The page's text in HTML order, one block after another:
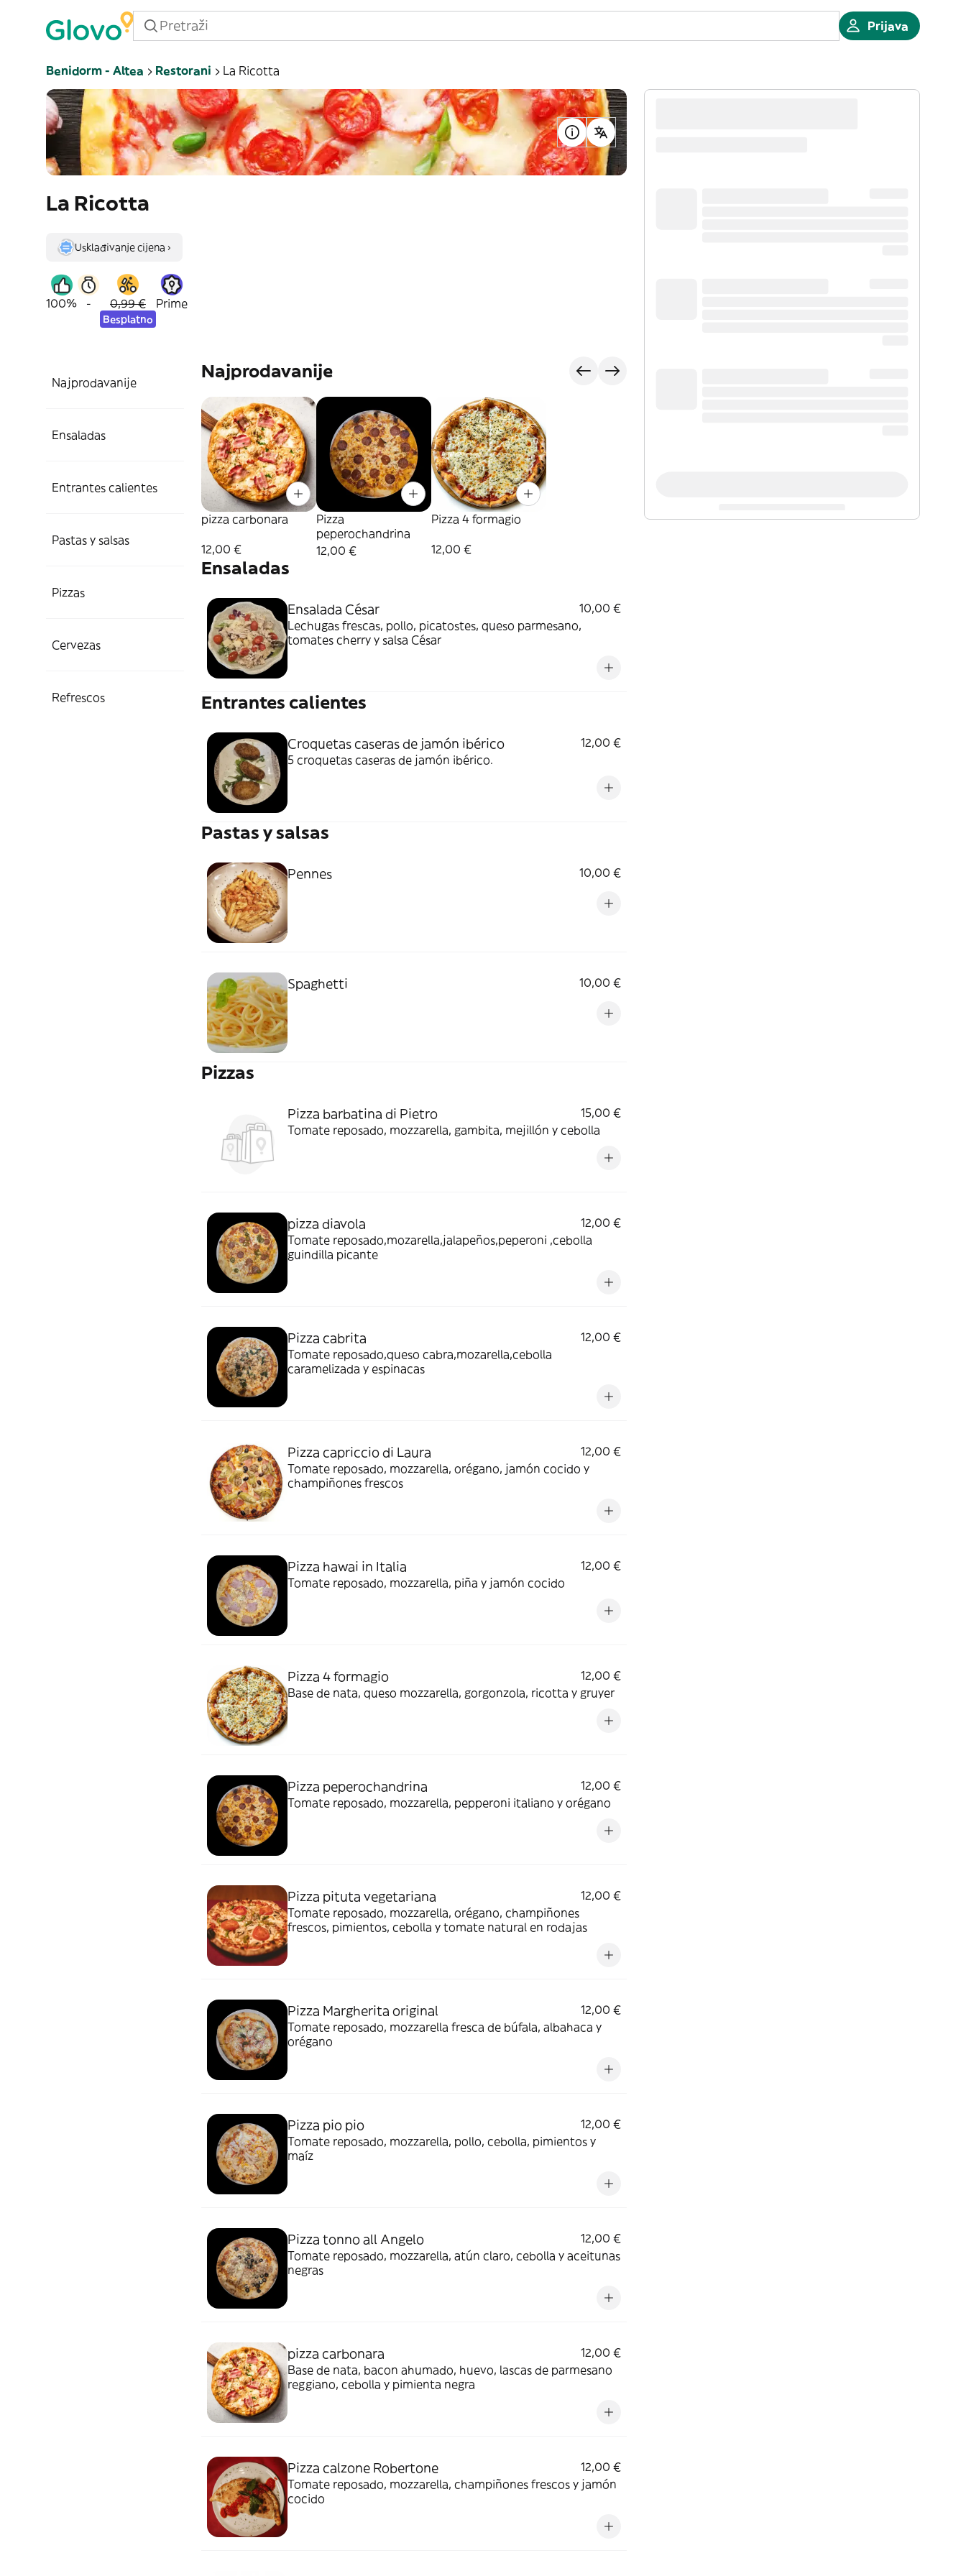
Prijava
Benidorm - Altea Restorani La Ricotta
La Ricotta
Usklađivanje cijena ›
100% - 0,99 €
Besplatno
Prime
Najprodavanije
Ensaladas
Entrantes calientes
Pastas y salsas
Pizzas
Cervezas
Refrescos
Najprodavanije
pizza carbonara
12,00 €
Pizza
peperochandrina
12,00 €
Pizza 4 formagio
12,00 €
Ensaladas
Ensalada César
10,00 €
Lechugas frescas, pollo, picatostes, queso parmesano,
tomates cherry y salsa César
Entrantes calientes
Croquetas caseras de jamón ibérico
12,00 €
5 croquetas caseras de jamón ibérico.
Pastas y salsas
Pennes 10,00 €
Spaghetti 10,00 €
Pizzas
Pizza barbatina di Pietro
15,00 €
Tomate reposado, mozzarella, gambita, mejillón y cebolla
pizza diavola
12,00 €
Tomate reposado,mozarella,jalapeños,peperoni ,cebolla
guindilla picante
Pizza cabrita
12,00 €
Tomate reposado,queso cabra,mozarella,cebolla
caramelizada y espinacas
Pizza capriccio di Laura
12,00 €
Tomate reposado, mozzarella, orégano, jamón cocido y
champiñones frescos
Pizza hawai in Italia
12,00 €
Tomate reposado, mozzarella, piña y jamón cocido
Pizza 4 formagio
12,00 €
Base de nata, queso mozzarella, gorgonzola, ricotta y gruyer
Pizza peperochandrina
12,00 €
Tomate reposado, mozzarella, pepperoni italiano y orégano
Pizza pituta vegetariana
12,00 €
Tomate reposado, mozzarella, orégano, champiñones
frescos, pimientos, cebolla y tomate natural en rodajas
Pizza Margherita original
12,00 €
Tomate reposado, mozzarella fresca de búfala, albahaca y
orégano
Pizza pio pio
12,00 €
Tomate reposado, mozzarella, pollo, cebolla, pimientos y
maíz
Pizza tonno all Angelo
12,00 €
Tomate reposado, mozzarella, atún claro, cebolla y aceitunas
negras
pizza carbonara
12,00 €
Base de nata, bacon ahumado, huevo, lascas de parmesano
reggiano, cebolla y pimienta negra
Pizza calzone Robertone
12,00 €
Tomate reposado, mozzarella, champiñones frescos y jamón
cocido